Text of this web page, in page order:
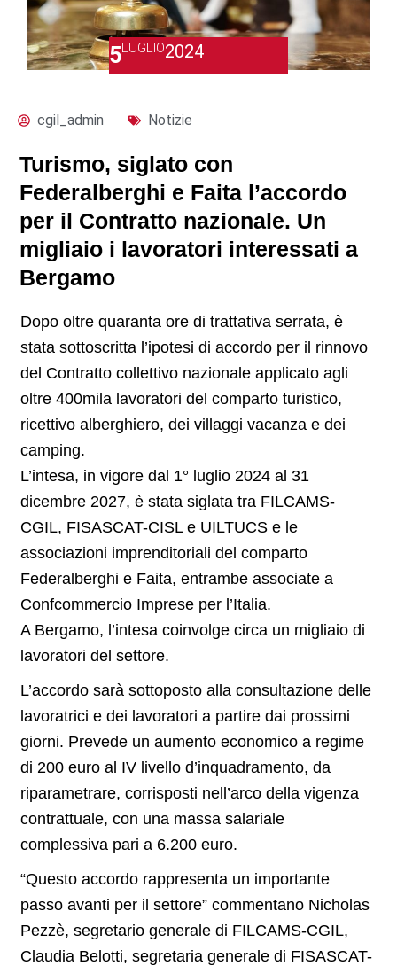
5LUGLIO2024
cgil_admin Notizie
Turismo, siglato con
Federalberghi e Faita l’accordo
per il Contratto nazionale. Un
migliaio i lavoratori interessati a
Bergamo
Dopo oltre quaranta ore di trattativa serrata, è
stata sottoscritta l’ipotesi di accordo per il rinnovo
del Contratto collettivo nazionale applicato agli
oltre 400mila lavoratori del comparto turistico,
ricettivo alberghiero, dei villaggi vacanza e dei
camping.
L’intesa, in vigore dal 1° luglio 2024 al 31
dicembre 2027, è stata siglata tra FILCAMS-
CGIL, FISASCAT-CISL e UILTUCS e le
associazioni imprenditoriali del comparto
Federalberghi e Faita, entrambe associate a
Confcommercio Imprese per l’Italia.
A Bergamo, l’intesa coinvolge circa un migliaio di
lavoratori del settore.
L’accordo sarà sottoposto alla consultazione delle
lavoratrici e dei lavoratori a partire dai prossimi
giorni. Prevede un aumento economico a regime
di 200 euro al IV livello d’inquadramento, da
riparametrare, corrisposti nell’arco della vigenza
contrattuale, con una massa salariale
complessiva pari a 6.200 euro.
“Questo accordo rappresenta un importante
passo avanti per il settore” commentano Nicholas
Pezzè, segretario generale di FILCAMS-CGIL,
Claudia Belotti, segretaria generale di FISASCAT-